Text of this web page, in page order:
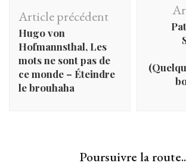
d'article
Article précédent
Hugo von
Hofmannsthal, Les
mots ne sont pas de
ce monde – Éteindre
le brouhaha
Poursuivre la